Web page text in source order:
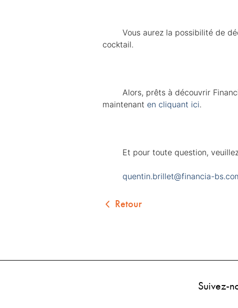
cocktail.
maintenant en cliquant ici.
Et pour toute question,
quentin.brillet@financia-
Retour
Suivez-